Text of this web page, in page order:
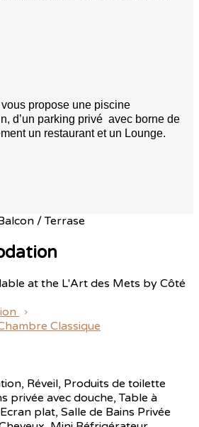
propose une piscine
d’un parking privé avec borne de
un restaurant et un Lounge.
at the L'Art des Mets by Côté
Réveil, Produits de toilette
privée avec douche, Table à
plat, Salle de Bains Privée